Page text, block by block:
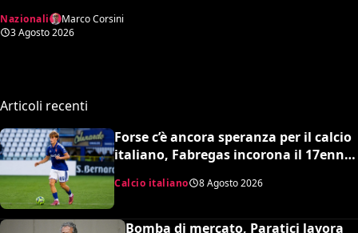
antidoping nei confronti
della Francia”
Nazionali
Marco Corsini
3 Agosto 2026
Articoli recenti
Forse c’è ancora speranza per il calcio
italiano, Fabregas incorona il 17enne
Busquets”
Calcio italiano 8 Agosto 2026
Bomba di mercato, Paratici lavora